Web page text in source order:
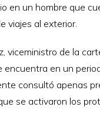
en un hombre que
viajes al exterior.
viceministro de la
encuentra en un
consultó apenas
se activaron los